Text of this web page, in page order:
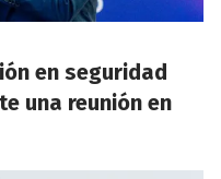
en seguridad
una reunión en